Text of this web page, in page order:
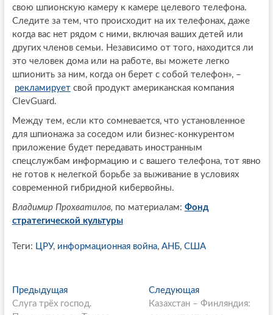
свою шпионскую камеру к камере целевого телефона.
Следите за тем, что происходит на их телефонах, даже
когда вас нет рядом с ними, включая ваших детей или
других членов семьи. Независимо от того, находится ли
это человек дома или на работе, вы можете легко
шпионить за ним, когда он берет с собой телефон», –
рекламируетсвой продукт американская компания
ClevGuard.
Между тем, если кто сомневается, что установленное
для шпионажа за соседом или бизнес-конкурентом
приложение будет передавать иностранным
спецслужбам информацию и с вашего телефона, тот явно
не готов к нелегкой борьбе за выживание в условиях
современной гибридной кибервойны.
Владимир Прохватилов, по материалам: Фонд
стратегической культуры
Теги: ЦРУ, информационная война, АНБ, США
PПредыдущаяП
р
Слуга трёх господ.
Следующая
л
Казахстан – Финляндия: